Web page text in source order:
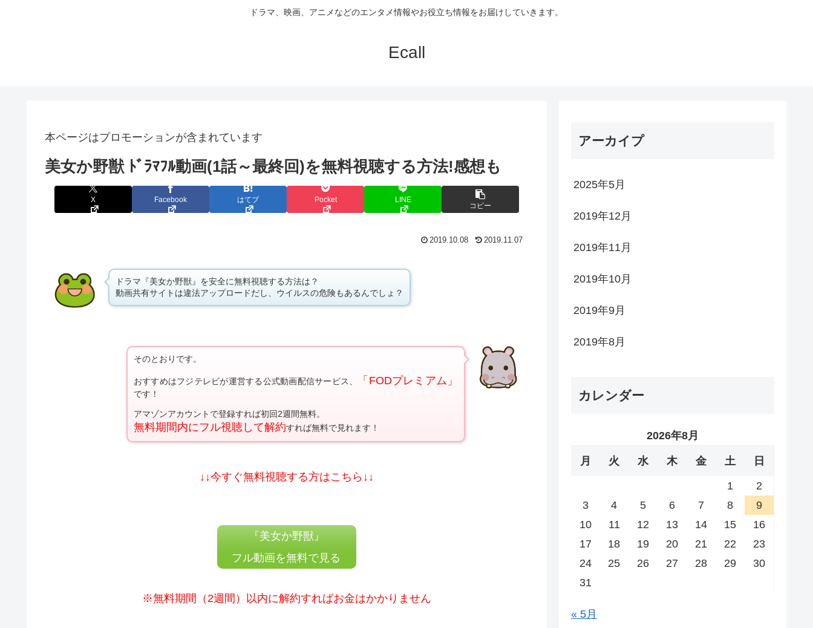
ドラマ、映画、アニメなどのエンタメ情報やお役立ち情報をお届けしていきます。
Ecall
本ページはプロモーションが含まれています
美女か野獣 ﾄﾞﾗﾏﾌﾙ動画(1話～最終回)を無料視聴する方法!感想も
X Facebook はてブ Pocket LINE
コピー
2019.10.08 2019.11.07
ドラマ『美女か野獣』を安全に無料視聴する方法は？
動画共有サイトは違法アップロードだし、ウイルスの危険もあるんでしょ？
そのとおりです。
おすすめはフジテレビが運営する公式動画配信サービス、 「FODプレミアム」
です！
アマゾンアカウントで登録すれば初回2週間無料。
無料期間内にフル視聴して解約すれば無料で見れます！
↓↓今すぐ無料視聴する方はこちら↓↓
『美女か野獣』
フル動画を無料で見る
※無料期間（2週間）以内に解約すればお金はかかりません
アーカイプ
2025年5月
2019年12月
2019年11月
2019年10月
2019年9月
2019年8月
カレンダー
2026年8月
月 火 水 木 金 土 日
1
2
3
4 5 6 7 8
9
10
11 12 13 14 15
16
17
18 19 20 21 22
23
24
25 26 27 28 29
30
31
« 5月